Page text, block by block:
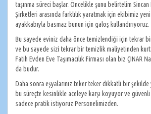
taşınma süreci başlar. Öncelikle şunu belirtelim Sincan
Şirketleri arasında farklılık yaratmak için ekibimiz
ayakkabıyla basmaz bunun için galoş kullandırıyoruz.
Bu sayede eviniz daha önce temizlendiği için tekrar
ve bu sayede sizi tekrar bir temizlik maliyetinden
Fatih Evden Eve Taşımacılık Firması olan biz ÇINAR
da budur.
Daha sonra eşyalarınız teker teker dikkatli bir şekilde
bu süreçte kesinlikle aceleye karşı koyuyor ve
sadece pratik istiyoruz Personelimizden.